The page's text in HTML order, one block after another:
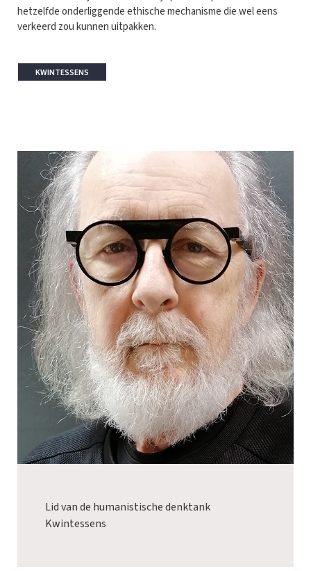
hetzelfde onderliggende ethische mechanisme die wel eens
verkeerd zou kunnen uitpakken.
KWINTESSENS
Lid van de humanistische denktank
Kwintessens